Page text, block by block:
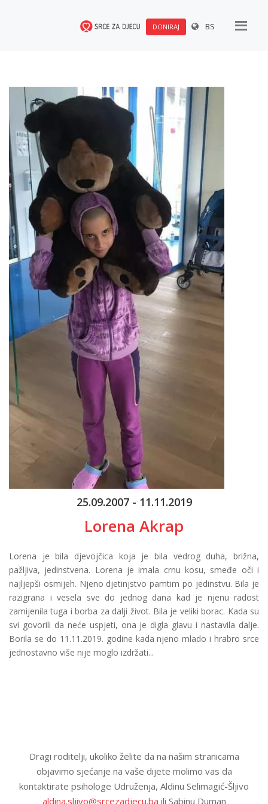
DONIRAJ BS
25.09.2007 - 11.11.2019
Lorena Akrap
Lorena je bila djevojčica koja je bila vedrog duha, brižna,
pažljiva, jedinstvena. Lorena je imala crnu kosu, smeđe oči i
najljepši osmijeh. Njeno djetinjstvo pamtim po jedinstvu. Bila je
razigrana i vesela sve do jednog dana kad je njenu radost
zamijenila tuga i borba za dalji život. Bila je veliki borac. Kada su
svi govorili da neće uspjeti, ona je digla glavu i nastavila dalje.
Borila se do 11.11.2019. godine kada njeno mlado i hrabro srce
jednostavno više nije moglo izdržati...
Dragi roditelji, ukoliko želite da na našim stranicama
objavimo sjećanje na vaše dijete molimo vas da
kontaktirate psihologe Udruženja, Aldinu Selimagić-Šljivo
aldina.sljivo@srcezadjecu.ba ili Sabinu Duman